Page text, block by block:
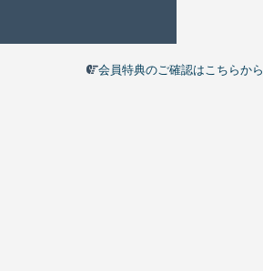
会員特典のご確認はこちらから